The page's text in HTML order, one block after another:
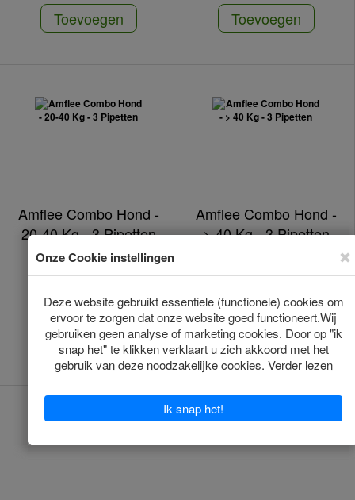
Toevoegen Toevoegen
Amflee Combo Hond -
20-40 Kg - 3 Pipetten
Op voorraad
(€6.67/1pcs)
Toevoegen
Amflee Combo Hond -
> 40 Kg - 3 Pipetten
(€7.33/1pcs)
Toevoegen